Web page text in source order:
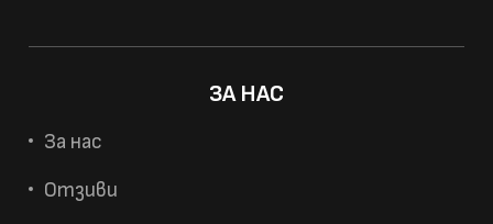
ЗА НАС
За нас
Отзиви